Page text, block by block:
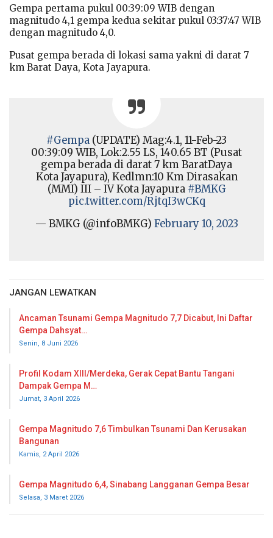
Gempa pertama pukul 00:39:09 WIB dengan
magnitudo 4,1 gempa kedua sekitar pukul 03:37:47 WIB
dengan magnitudo 4,0.
Pusat gempa berada di lokasi sama yakni di darat 7
km Barat Daya, Kota Jayapura.
#Gempa (UPDATE) Mag:4.1, 11-Feb-23
00:39:09 WIB, Lok:2.55 LS, 140.65 BT (Pusat
gempa berada di darat 7 km BaratDaya
Kota Jayapura), Kedlmn:10 Km Dirasakan
(MMI) III – IV Kota Jayapura #BMKG
pic.twitter.com/RjtqI3wCKq
— BMKG (@infoBMKG) February 10, 2023
JANGAN LEWATKAN
Ancaman Tsunami Gempa Magnitudo 7,7 Dicabut, Ini Daftar
Gempa Dahsyat…
Senin, 8 Juni 2026
Profil Kodam XIII/Merdeka, Gerak Cepat Bantu Tangani
Dampak Gempa M…
Jumat, 3 April 2026
Gempa Magnitudo 7,6 Timbulkan Tsunami Dan Kerusakan
Bangunan
Kamis, 2 April 2026
Gempa Magnitudo 6,4, Sinabang Langganan Gempa Besar
Selasa, 3 Maret 2026